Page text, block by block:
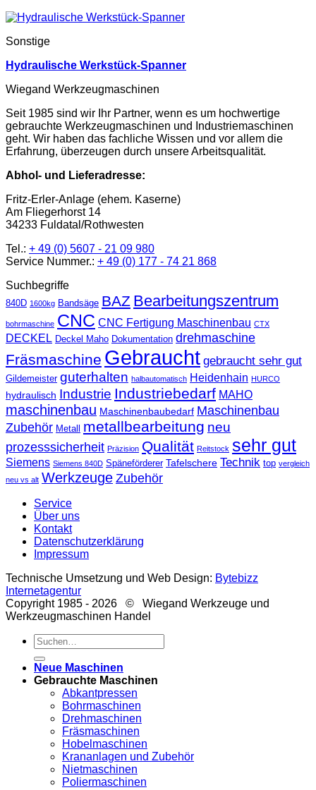
Sonstige
Hydraulische Werkstück-Spanner
Wiegand Werkzeugmaschinen
Seit 1985 sind wir Ihr Partner, wenn es um hochwertige
gebrauchte Werkzeugmaschinen und Industriemaschinen
geht. Wir haben das fachliche Wissen und vor allem die
Erfahrung, überzeugen durch unsere Arbeitsqualität.
Abhol- und Lieferadresse:
Fritz-Erler-Anlage (ehem. Kaserne)
Am Fliegerhorst 14
34233 Fuldatal/Rothwesten
Tel.: + 49 (0) 5607 - 21 09 980
Service Nummer.: + 49 (0) 177 - 74 21 868
Suchbegriffe
840D 1600kg Bandsäge BAZ Bearbeitungszentrum
bohrmaschine CNC CNC Fertigung Maschinenbau CTX
DECKEL Deckel Maho Dokumentation drehmaschine
Fräsmaschine Gebraucht gebraucht sehr gut
Gildemeister guterhalten halbautomatisch Heidenhain HURCO
hydraulisch Industrie Industriebedarf MAHO
maschinenbau Maschinenbaubedarf Maschinenbau
Zubehör Metall metallbearbeitung neu
prozesssicherheit Präzision Qualität Reitstock sehr gut
Siemens Siemens 840D Späneförderer Tafelschere Technik top vergleich
neu vs alt Werkzeuge Zubehör
Service
Über uns
Kontakt
Datenschutzerklärung
Impressum
Technische Umsetzung und Web Design: Bytebizz
Internetagentur
Copyright 1985 - 2026 © Wiegand Werkzeuge und
Werkzeugmaschinen Handel
Suche
nach:
Neue Maschinen
Gebrauchte Maschinen
Abkantpressen
Bohrmaschinen
Drehmaschinen
Fräsmaschinen
Hobelmaschinen
Krananlagen und Zubehör
Nietmaschinen
Poliermaschinen